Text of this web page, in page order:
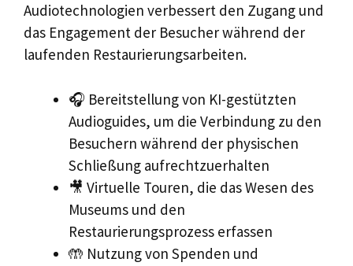
Audiotechnologien verbessert den Zugang und
das Engagement der Besucher während der
laufenden Restaurierungsarbeiten.
🎧 Bereitstellung von KI-gestützten
Audioguides, um die Verbindung zu den
Besuchern während der physischen
Schließung aufrechtzuerhalten
🎥 Virtuelle Touren, die das Wesen des
Museums und den
Restaurierungsprozess erfassen
🤲 Nutzung von Spenden und